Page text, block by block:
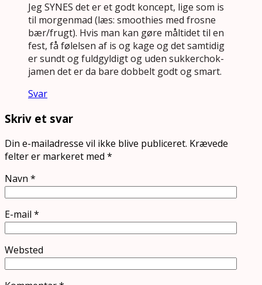
Jeg SYNES det er et godt koncept, lige som is
til morgenmad (læs: smoothies med frosne
bær/frugt). Hvis man kan gøre måltidet til en
fest, få følelsen af is og kage og det samtidig
er sundt og fuldgyldigt og uden sukkerchok-
jamen det er da bare dobbelt godt og smart.
Svar
Skriv et svar
Din e-mailadresse vil ikke blive publiceret. Krævede
felter er markeret med *
Navn *
E-mail *
Websted